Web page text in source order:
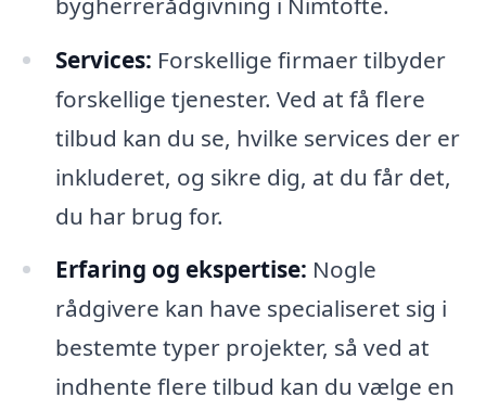
Services: Forskellige firmaer tilbyder
forskellige tjenester. Ved at få flere
tilbud kan du se, hvilke services der er
inkluderet, og sikre dig, at du får det,
du har brug for.
Erfaring og ekspertise: Nogle
rådgivere kan have specialiseret sig i
bestemte typer projekter, så ved at
indhente flere tilbud kan du vælge en